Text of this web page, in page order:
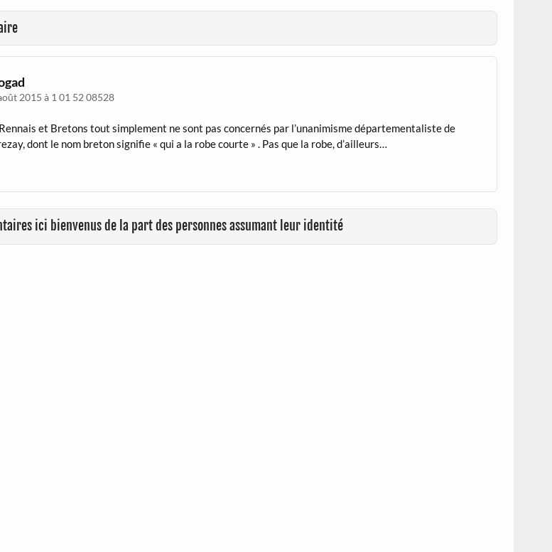
2015 à 1 01 52 08528
et Bretons tout simplement ne sont pas concernés par l’unanimisme départementaliste de
dont le nom breton signifie « qui a la robe courte » . Pas que la robe, d’ailleurs…
ici bienvenus de la part des personnes assumant leur identité